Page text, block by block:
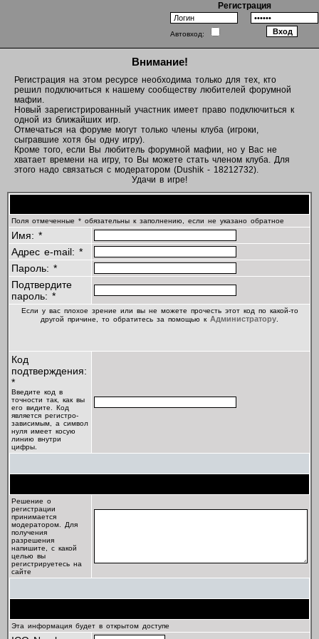
Регистрация
Автовход:
Внимание!
Регистрация на этом ресурсе необходима только для тех, кто
решил подключиться к нашему сообществу любителей форумной
мафии.
Новый зарегистрированный участник имеет право подключиться к
одной из ближайших игр.
Отмечаться на форуме могут только члены клуба (игроки,
сыгравшие хотя бы одну игру).
Кроме того, если Вы любитель форумной мафии, но у Вас не
хватает времени на игру, то Вы можете стать членом клуба. Для
этого надо связаться с модератором (Dushik - 18212732).
Удачи в игре!
Поля отмеченные * обязательны к заполнению, если не указано обратное
Имя: *
Адрес e-mail: *
Пароль: *
Подтвердите
пароль: *
Если у вас плохое зрение или вы не можете прочесть этот код по какой-то
другой причине, то обратитесь за помощью к Администратору
Код
подтверждения:
*
Введите код в
точности так, как вы
его видите. Код
является регистро-
зависимым, а символ
нуля имеет косую
линию внутри
цифры.
Решение о
регистрации
принимается
модератором. Для
получения
разрешения
напишите, с какой
целью вы
регистрируетесь на
сайте
Эта информация будет в открытом доступе